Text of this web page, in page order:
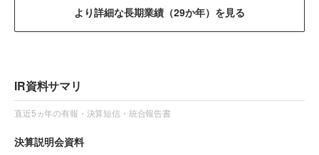
より詳細な長期業績（29か年）を見る
IR資料サマリ
直近5ヵ年の有報・決算短信・統合報告書
決算説明会資料